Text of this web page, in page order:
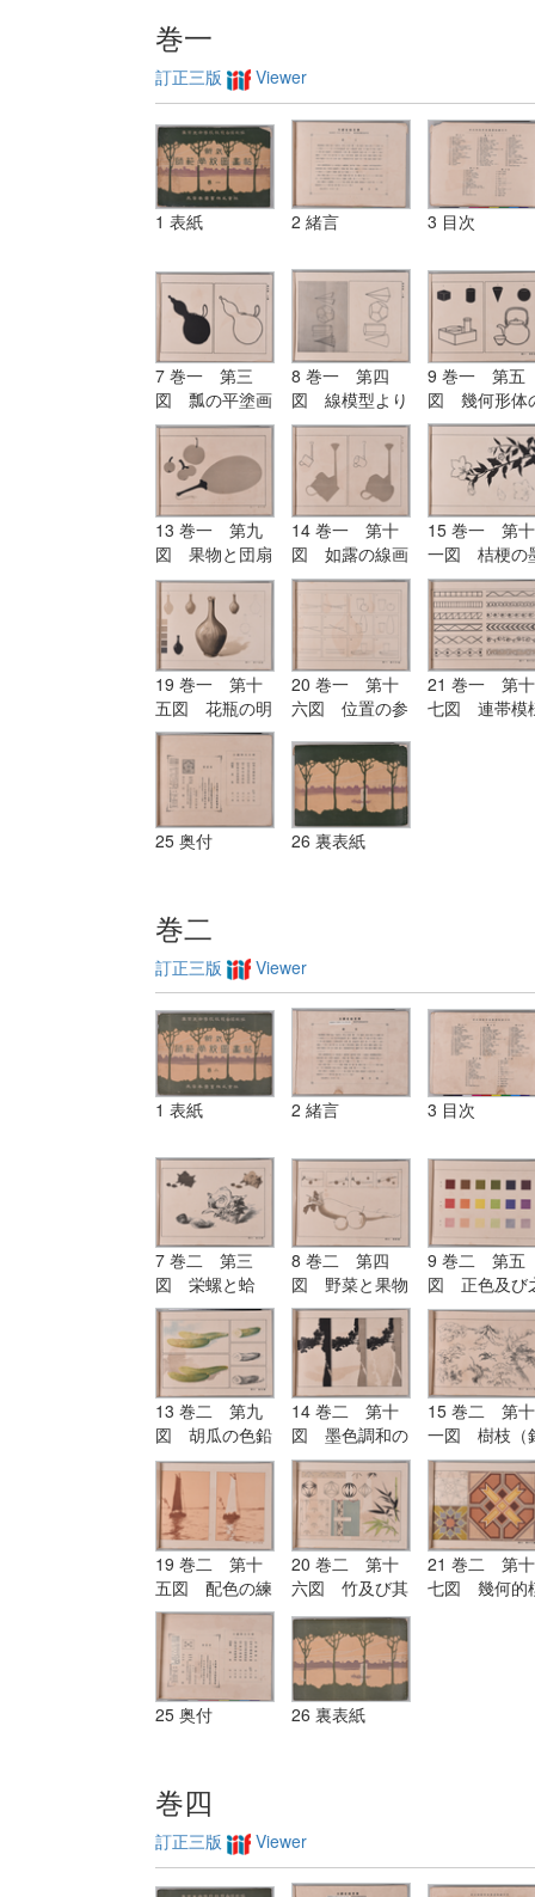
巻一
訂正三版 Viewer
1 表紙 2 緒言 3 目次
7 巻一 第三
図 瓢の平塗画
及び輪郭画
8 巻一 第四
図 線模型より
描きたる形体
9 巻一 第五
図 幾何形体
応用
13 巻一 第九
図 果物と団扇
との平塗画（二
色の練習）
14 巻一 第十
図 如露の線画
と平塗画
15 巻一 第十
一図 桔梗の
画
19 巻一 第十
五図 花瓶の明
暗及び陰影画
（毛筆練習）
20 巻一 第十
六図 位置の参
21 巻一 第十
七図 連帯模
25 奥付 26 裏表紙
巻二
訂正三版 Viewer
1 表紙 2 緒言 3 目次
7 巻二 第三
図 栄螺と蛤
（鉛筆及び毛筆
練習）
8 巻二 第四
図 野菜と果物
（位置の練習）
9 巻二 第五
図 正色及び
より出づる明
と暗色
13 巻二 第九
図 胡瓜の色鉛
筆画・鉛筆画・
水彩画及びペン
画
14 巻二 第十
図 墨色調和の
研究
15 巻二 第十
一図 樹枝（
筆及びペン練
習）
19 巻二 第十
五図 配色の練
習
20 巻二 第十
六図 竹及び其
考案画
21 巻二 第十
七図 幾何的
25 奥付 26 裏表紙
巻四
訂正三版 Viewer